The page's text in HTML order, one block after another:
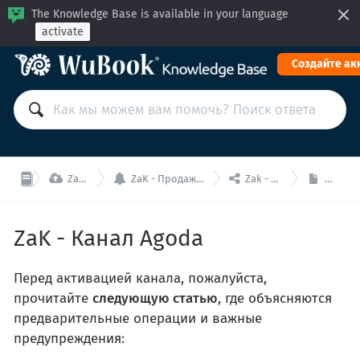
The Knowledge Base is available in your language
activate
Cоздайте
 Zak - All In One (PMS+МБ+МК)  ZaK - Продажи (менеджер каналов, модуль бронирования, мини-сайт)  Zak - Каналы продаж (OTA и Метапоиск) ZaK -
ZaK - Канал Agoda
Перед активацией канала, пожалуйста,
прочитайте следующую статью, где объясняются
предварительные операции и важные
предупреждения: